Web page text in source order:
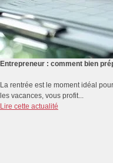
Entrepreneur : comment bien
La rentrée est le moment idéal
les vacances, vous profit...
Lire cette actualité